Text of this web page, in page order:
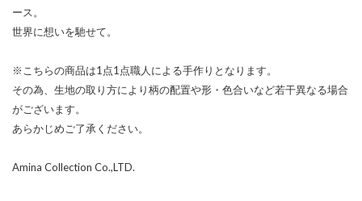
ース。
世界に想いを馳せて。
※こちらの商品は1点1点職人による手作りとなります。
その為、生地の取り方により柄の配置や形・色合いなど若干異なる場合
がございます。
あらかじめご了承ください。
Amina Collection Co.,LTD.